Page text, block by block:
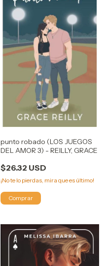
punto robado (LOS JUEGOS
DEL AMOR 3) - REILLY, GRACE
$26.32 USD
¡No te lo pierdas, mira que es último!